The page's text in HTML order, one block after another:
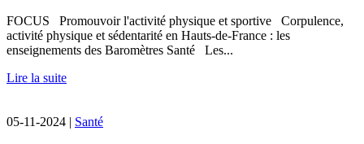
FOCUS Promouvoir l'activité physique et sportive Corpulence,
activité physique et sédentarité en Hauts-de-France : les
enseignements des Baromètres Santé Les...
Lire la suite
05-11-2024 | Santé